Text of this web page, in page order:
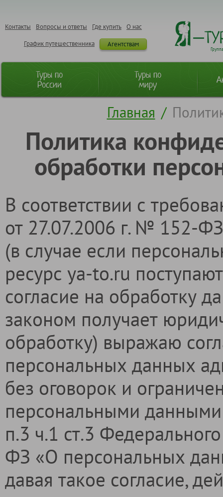
О нас
Где купить
Вопросы и ответы
Контакты
Агентствам
График путешественника
Туры по
России
Туры по
миру
Главная /
Политика
обработки
В соответствии с
от 27.07.2006 г. № 152-
(в случае если
ресурс ya-to.ru
согласие на обработку
законом получает
обработку) выражаю
персональных данных
без оговорок и
персональными
п.3 ч.1 ст.3
ФЗ «О персональных
давая такое согласие,